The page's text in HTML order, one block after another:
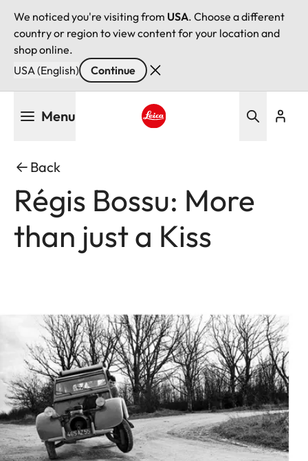
We noticed you're visiting from USA. Choose a different
country or region to view content for your location and
shop online.
USA (English)
Continue
Menu
Back
Régis Bossu: More
than just a Kiss